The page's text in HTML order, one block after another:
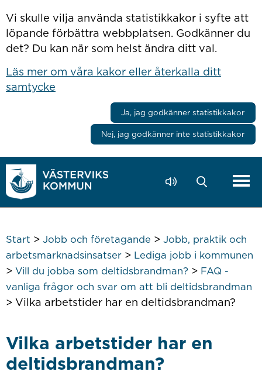
Vi skulle vilja använda statistikkakor i syfte att
löpande förbättra webbplatsen. Godkänner du
det? Du kan när som helst ändra ditt val.
Läs mer om våra kakor eller återkalla ditt
samtycke
Ja, jag godkänner statistikkakor
Nej, jag godkänner inte statistikkakor
Start > Jobb och företagande > Jobb, praktik och
arbetsmarknadsinsatser> Lediga jobb i kommunen
> Vill du jobba som deltidsbrandman? > FAQ -
vanliga frågor och svar om att bli deltidsbrandman
> Vilka arbetstider har en deltidsbrandman?
Vilka arbetstider har en
deltidsbrandman?